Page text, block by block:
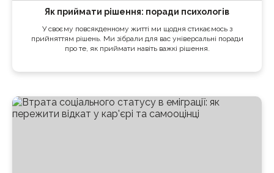
Як приймати рішення: поради психологів
У своєму повсякденному житті ми щодня стикаємось з
прийняттям рішень. Ми зібрали для вас універсальні поради
про те, як приймати навіть важкі рішення.